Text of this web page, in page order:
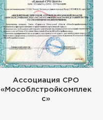
Ассоциация СРО
«Мособлстройкомплек
с»